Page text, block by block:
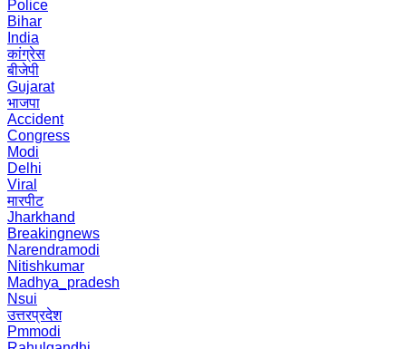
Police
Bihar
India
कांग्रेस
बीजेपी
Gujarat
भाजपा
Accident
Congress
Modi
Delhi
Viral
मारपीट
Jharkhand
Breakingnews
Narendramodi
Nitishkumar
Madhya_pradesh
Nsui
उत्तरप्रदेश
Pmmodi